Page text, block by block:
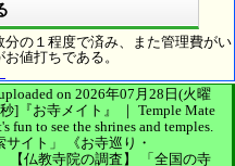
の１程度で済み、また管理費がい
値打ちである。
on 2026年07月28日(火曜
] 『お寺メイト』 ｜ Temple Mate
fun to seethe shrines and temples.
サイト」
《お寺巡り・
【仏教寺院の調査】
「全国の寺